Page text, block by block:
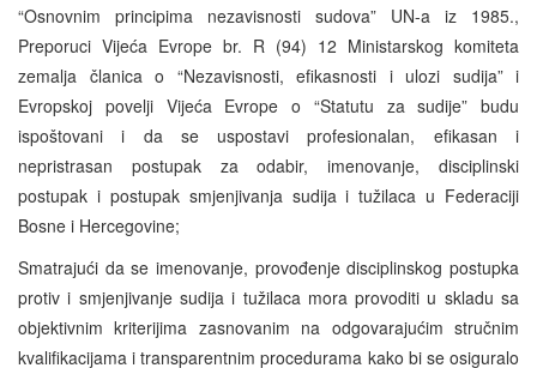
“Osnovnim principima nezavisnosti sudova” UN-a iz 1985.,
Preporuci Vijeća Evrope br. R (94) 12 Ministarskog komiteta
zemalja članica o “Nezavisnosti, efikasnosti i ulozi sudija” i
Evropskoj povelji Vijeća Evrope o “Statutu za sudije” budu
ispoštovani i da se uspostavi profesionalan, efikasan i
nepristrasan postupak za odabir, imenovanje, disciplinski
postupak i postupak smjenjivanja sudija i tužilaca u Federaciji
Bosne i Hercegovine;
Smatrajući da se imenovanje, provođenje disciplinskog postupka
protiv i smjenjivanje sudija i tužilaca mora provoditi u skladu sa
objektivnim kriterijima zasnovanim na odgovarajućim stručnim
kvalifikacijama i transparentnim procedurama kako bi se osiguralo